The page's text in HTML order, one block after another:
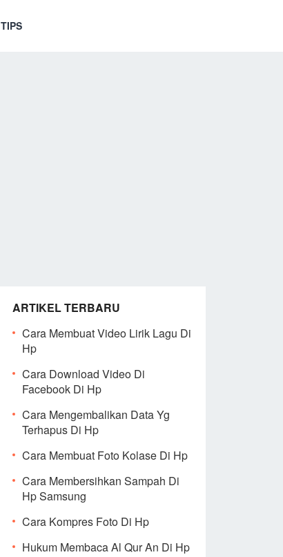
TIPS
ARTIKEL TERBARU
Cara Membuat Video Lirik Lagu Di
Hp
Cara Download Video Di
Facebook Di Hp
Cara Mengembalikan Data Yg
Terhapus Di Hp
Cara Membuat Foto Kolase Di Hp
Cara Membersihkan Sampah Di
Hp Samsung
Cara Kompres Foto Di Hp
Hukum Membaca Al Qur An Di Hp